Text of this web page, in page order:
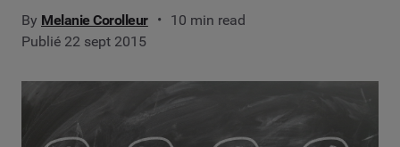
By Melanie Corolleur
10 min read
Publié 22 sept 2015